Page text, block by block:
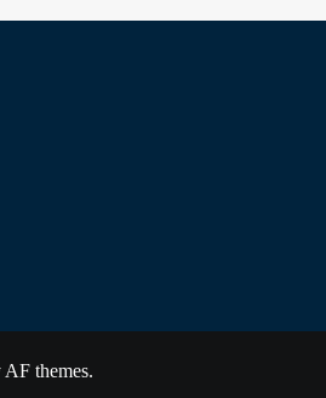
themes.